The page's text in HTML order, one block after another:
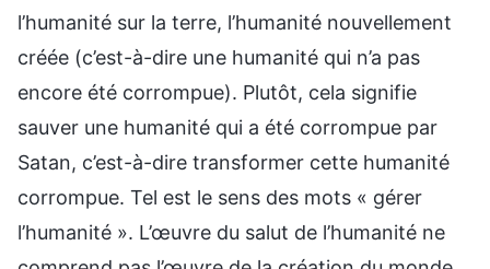
l’humanité sur la terre, l’humanité nouvellement
créée (c’est-à-dire une humanité qui n’a pas
encore été corrompue). Plutôt, cela signifie
sauver une humanité qui a été corrompue par
Satan, c’est-à-dire transformer cette humanité
corrompue. Tel est le sens des mots « gérer
l’humanité ». L’œuvre du salut de l’humanité ne